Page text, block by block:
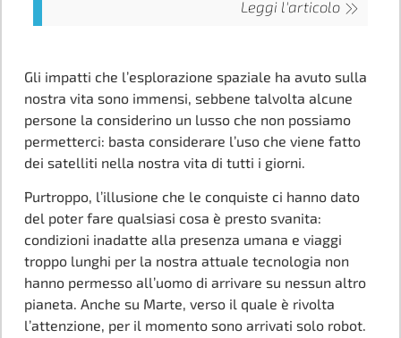
Leggi l'articolo
Gli impatti che l’esplorazione spaziale ha avuto sulla
nostra vita sono immensi, sebbene talvolta alcune
persone la considerino un lusso che non possiamo
permetterci: basta considerare l’uso che viene fatto
dei satelliti nella nostra vita di tutti i giorni.
Purtroppo, l’illusione che le conquiste ci hanno dato
del poter fare qualsiasi cosa è presto svanita:
condizioni inadatte alla presenza umana e viaggi
troppo lunghi per la nostra attuale tecnologia non
hanno permesso all’uomo di arrivare su nessun altro
pianeta. Anche su Marte, verso il quale è rivolta
l’attenzione, per il momento sono arrivati solo robot.